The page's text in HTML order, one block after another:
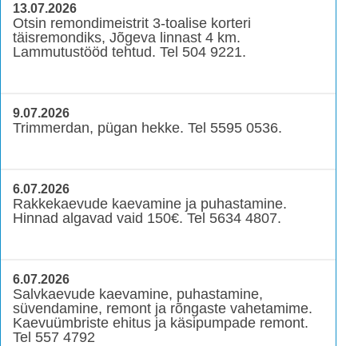
13.07.2026
Otsin remondimeistrit 3-toalise korteri
täisremondiks, Jõgeva linnast 4 km.
Lammutustööd tehtud. Tel 504 9221.
9.07.2026
Trimmerdan, pügan hekke. Tel 5595 0536.
6.07.2026
Rakkekaevude kaevamine ja puhastamine.
Hinnad algavad vaid 150€. Tel 5634 4807.
6.07.2026
Salvkaevude kaevamine, puhastamine,
süvendamine, remont ja rõngaste vahetamime.
Kaevuümbriste ehitus ja käsipumpade remont.
Tel 557 4792